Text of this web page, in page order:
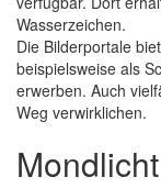
Wasserzeichen.
Die Bilderportale
beispielsweise als
erwerben. Auch
Weg verwirklichen.